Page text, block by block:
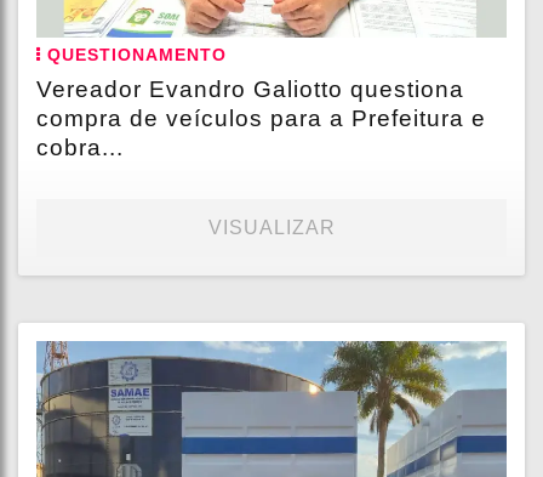
QUESTIONAMENTO
Vereador Evandro Galiotto questiona
compra de veículos para a Prefeitura e
cobra...
VISUALIZAR